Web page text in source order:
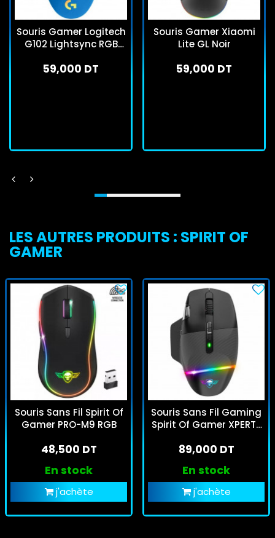
Souris Gamer Logitech
G102 Lightsync RGB
59,000 DT
Souris Gamer Xiaomi
Lite GL Noir
59,000 DT
LES AUTRES PRODUITS : SPIRIT OF
GAMER
Souris Sans Fil Spirit Of
Gamer PRO-M9 RGB
48,500 DT
En stock
j'achète
Souris Sans Fil Gaming
Spirit Of Gamer XPERT-
89,000 DT
En stock
j'achète